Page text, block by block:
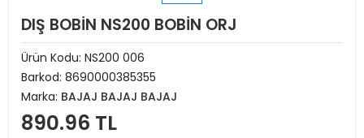
DIŞ BOBİN NS200 BOBİN ORJ
Ürün Kodu: NS200 006
Barkod: 8690000385355
Marka: BAJAJ BAJAJ BAJAJ
890.96 TL